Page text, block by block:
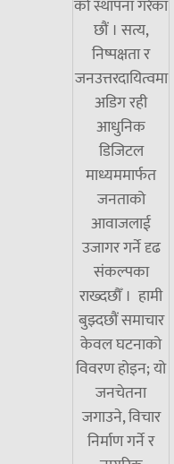
को स्थापना गरेका
छौं । सत्य,
निष्पक्षता र
जनउत्तरदायित्वमा
अडिग रही
आधुनिक
डिजिटल
माध्यममार्फत
जनताको
आवाजलाई
उजागर गर्ने दृढ
संकल्पका
राख्दछौँ । हामी
बुझ्दछौं समाचार
केवल घटनाको
विवरण होइन; यो
जनचेतना
जगाउने, विचार
निर्माण गर्ने र